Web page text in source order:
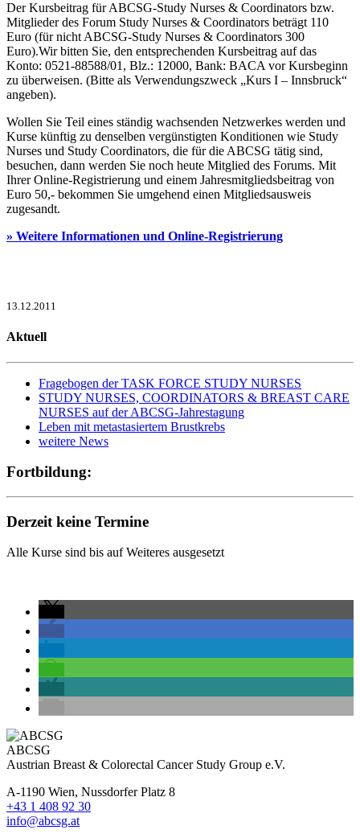
Der Kursbeitrag für ABCSG-Study Nurses & Coordinators bzw.
Mitglieder des Forum Study Nurses & Coordinators beträgt 110
Euro (für nicht ABCSG-Study Nurses & Coordinators 300
Euro).Wir bitten Sie, den entsprechenden Kursbeitrag auf das
Konto: 0521-88588/01, Blz.: 12000, Bank: BACA vor Kursbeginn
zu überweisen. (Bitte als Verwendungszweck „Kurs I – Innsbruck“
angeben).
Wollen Sie Teil eines ständig wachsenden Netzwerkes werden und
Kurse künftig zu denselben vergünstigten Konditionen wie Study
Nurses und Study Coordinators, die für die ABCSG tätig sind,
besuchen, dann werden Sie noch heute Mitglied des Forums. Mit
Ihrer Online-Registrierung und einem Jahresmitgliedsbeitrag von
Euro 50,- bekommen Sie umgehend einen Mitgliedsausweis
zugesandt.
» Weitere Informationen und Online-Registrierung
13.12.2011
Aktuell
Fragebogen der TASK FORCE STUDY NURSES
STUDY NURSES, COORDINATORS & BREAST CARE
NURSES auf der ABCSG-Jahrestagung
Leben mit metastasiertem Brustkrebs
weitere News
Fortbildung:
Derzeit keine Termine
Alle Kurse sind bis auf Weiteres ausgesetzt
ABCSG
Austrian Breast & Colorectal Cancer Study Group e.V.
A-1190 Wien, Nussdorfer Platz 8
+43 1 408 92 30
info@abcsg.at